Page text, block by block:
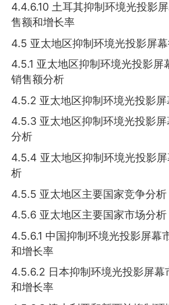
4.4.6.10 土耳其抑制环境光投影
售额和增长率
4.5 亚太地区抑制环境光投影屏
4.5.1 亚太地区抑制环境光投影屏
销售额分析
4.5.2 亚太地区抑制环境光投影
4.5.3 亚太地区抑制环境光投影
分析
4.5.4 亚太地区抑制环境光投影
析
4.5.5 亚太地区主要国家竞争分析
4.5.6 亚太地区主要国家市场分析
4.5.6.1 中国抑制环境光投影屏幕
和增长率
4.5.6.2 日本抑制环境光投影屏幕
和增长率